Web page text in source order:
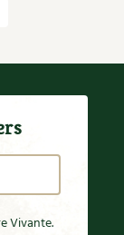
Vivante.